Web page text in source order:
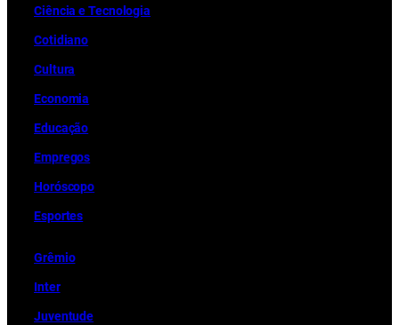
Ciência e Tecnologia
Cotidiano
Cultura
Economia
Educação
Empregos
Horóscopo
Esportes
Grêmio
Inter
Juventude